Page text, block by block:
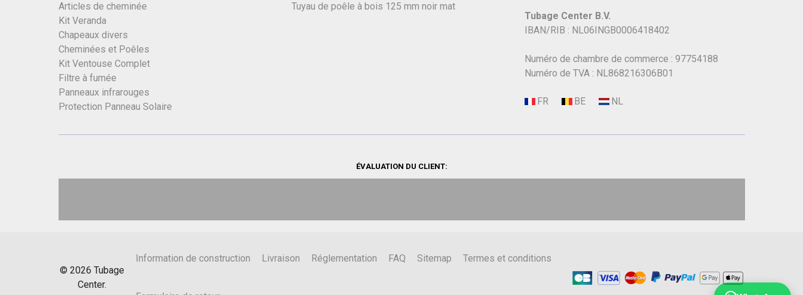
Articles de cheminée
Kit Veranda
Chapeaux divers
Cheminées et Poêles
Kit Ventouse Complet
Filtre à fumée
Panneaux infrarouges
Protection Panneau Solaire
Tuyau de poêle à bois 125 mm noir mat
Tubage Center B.V.
IBAN/RIB : NL06INGB0006418402
Numéro de chambre de commerce : 97754188
Numéro de TVA : NL868216306B01
ÉVALUATION DU CLIENT:
© 2026 Tubage
Center.
Information de construction Livraison Réglementation FAQ Sitemap Termes et conditions